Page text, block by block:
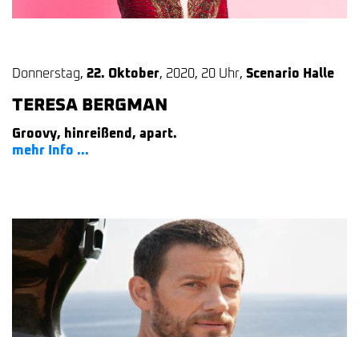
Donnerstag, 22. Oktober, 2020, 20 Uhr, Scenario Halle
TERESA BERGMAN
Groovy, hinreißend, apart.
mehr Info ...